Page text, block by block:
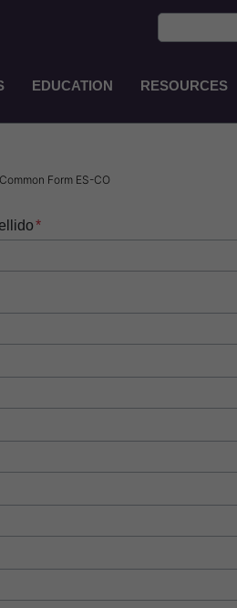
Main
Navigation
EDUCATION RESOURCES
Form ES-CO